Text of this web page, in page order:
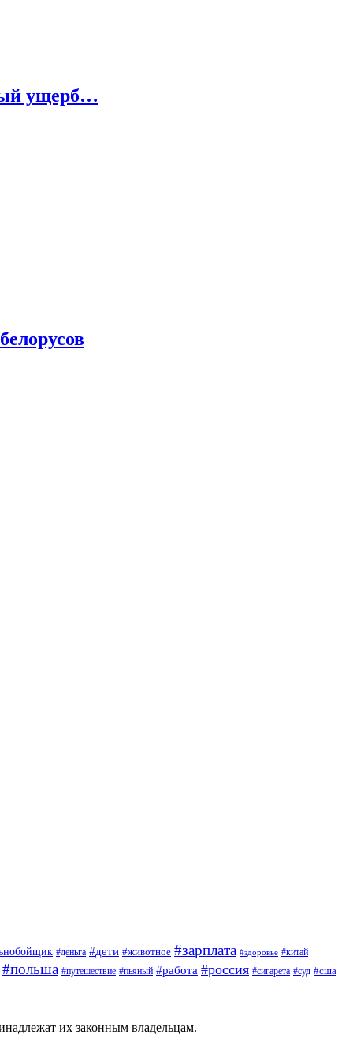
ущерб…
#деньга #дети #животное #зарплата #здоровье #китай
#польша #путешествие #пьяный #работа #россия #сигарета #суд #сша
их законным владельцам.